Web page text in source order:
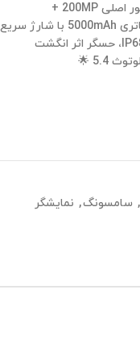
Snapdragon 8 Elite، دوربین چهارگانه با سنسور اصلی 200MP +
پریسکوپ/اولتراواید/تله‌فوتو، فیلمبرداری 8K، باتری 5000mAh با شارژ سریع
45W و شارژ بی‌سیم، بدنه تیتانیومی ضدآب IP68، حسگر اثر انگشت
, سامسونگ, نمایشگر